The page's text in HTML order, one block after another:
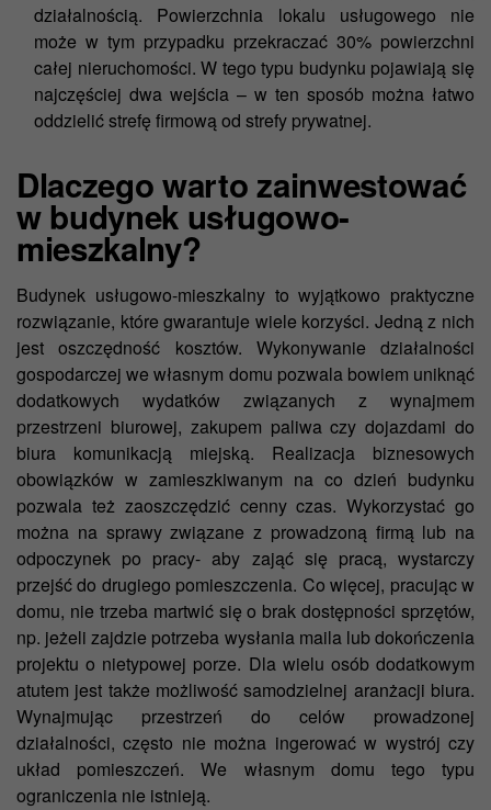
działalnością. Powierzchnia lokalu usługowego nie
może w tym przypadku przekraczać 30% powierzchni
całej nieruchomości. W tego typu budynku pojawiają się
najczęściej dwa wejścia – w ten sposób można łatwo
oddzielić strefę firmową od strefy prywatnej.
Dlaczego warto zainwestować
w budynek usługowo-
mieszkalny?
Budynek usługowo-mieszkalny to wyjątkowo praktyczne
rozwiązanie, które gwarantuje wiele korzyści. Jedną z nich
jest oszczędność kosztów. Wykonywanie działalności
gospodarczej we własnym domu pozwala bowiem uniknąć
dodatkowych wydatków związanych z wynajmem
przestrzeni biurowej, zakupem paliwa czy dojazdami do
biura komunikacją miejską. Realizacja biznesowych
obowiązków w zamieszkiwanym na co dzień budynku
pozwala też zaoszczędzić cenny czas. Wykorzystać go
można na sprawy związane z prowadzoną firmą lub na
odpoczynek po pracy- aby zająć się pracą, wystarczy
przejść do drugiego pomieszczenia. Co więcej, pracując w
domu, nie trzeba martwić się o brak dostępności sprzętów,
np. jeżeli zajdzie potrzeba wysłania maila lub dokończenia
projektu o nietypowej porze. Dla wielu osób dodatkowym
atutem jest także możliwość samodzielnej aranżacji biura.
Wynajmując przestrzeń do celów prowadzonej
działalności, często nie można ingerować w wystrój czy
układ pomieszczeń. We własnym domu tego typu
ograniczenia nie istnieją.